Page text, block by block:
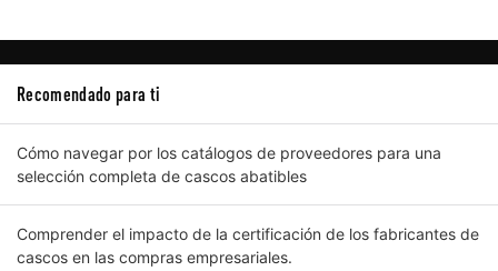
Recomendado para ti
Cómo navegar por los catálogos de proveedores para una
selección completa de cascos abatibles
Comprender el impacto de la certificación de los fabricantes de
cascos en las compras empresariales.